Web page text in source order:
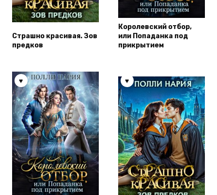
Страшно красивая. Зов
предков
Королевский отбор,
или Попаданка под
прикрытием